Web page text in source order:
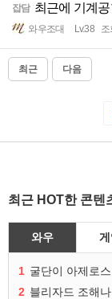
잡담 최근에 기계
와우조대 Lv.38 조
최근 다음
최근 HOT한 콘텐
와우 게
1 굴단이 아제로
2 블리자드 조해